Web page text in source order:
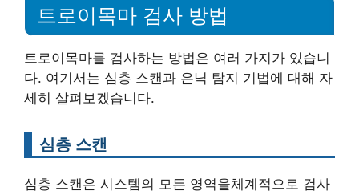
트로이목마 검사 방법
트로이목마를 검사하는 방법은 여러 가지가 있습니
다. 여기서는 심층 스캔과 은닉 탐지 기법에 대해 자
세히 살펴보겠습니다.
심층 스캔
심층 스캔은 시스템의 모든 영역을체계적으로 검사